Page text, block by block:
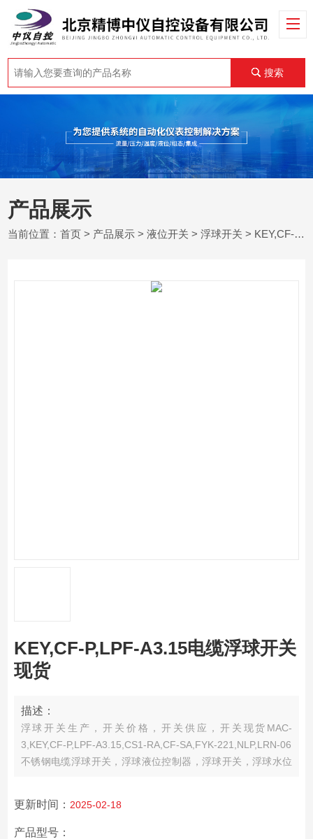
搜索
产品展示
当前位置：首页 > 产品展示 >液位开关 >浮球开关 > KEY,CF-P,LPF-A3.15电缆浮球开关现货
KEY,CF-P,LPF-A3.15电缆浮球开关
现货
描述：
浮球开关生产，开关价格，开关供应，开关现货MAC-
3,KEY,CF-P,LPF-A3.15,CS1-RA,CF-SA,FYK-221,NLP,LRN-06
不锈钢电缆浮球开关，浮球液位控制器，浮球开关，浮球水位
更新时间： 2025-02-18
产品型号：